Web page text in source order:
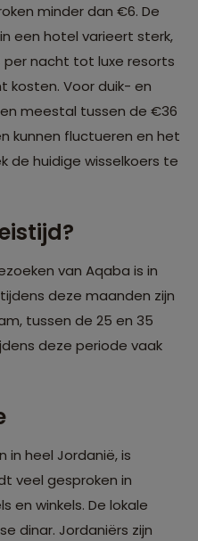
minder dan €6. De
een hotel varieert sterk,
nacht tot luxe resorts
kosten. Voor duik- en
meestal tussen de €36
kunnen fluctueren en het
de huidige wisselkoers te
van Aqaba is in
deze maanden zijn
tussen de 25 en 35
deze periode vaak
in heel Jordanië, is
veel gesproken in
en winkels. De lokale
dinar. Jordaniërs zijn